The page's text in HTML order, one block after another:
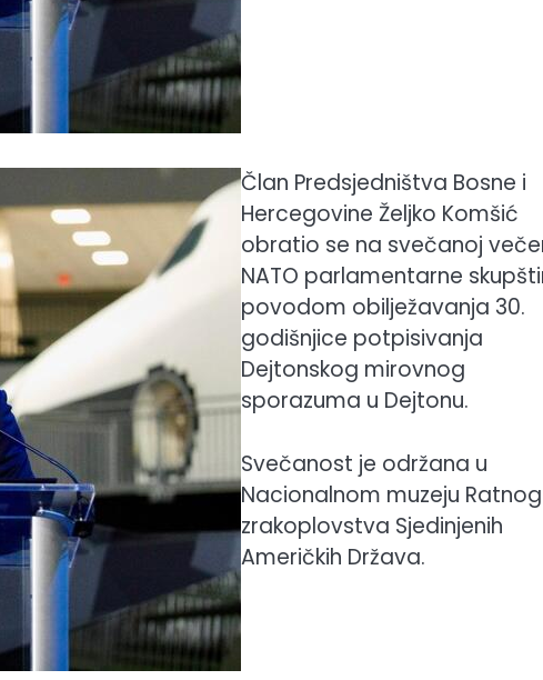
Član Predsjedništva Bosne i
Hercegovine Željko Komšić
obratio se na svečanoj
NATO parlamentarne
povodom obilježavanja 30.
godišnjice potpisivanja
Dejtonskog mirovnog
sporazuma u Dejtonu.
Svečanost je održana u
Nacionalnom muzeju Ratnog
zrakoplovstva Sjedinjenih
Američkih Država.